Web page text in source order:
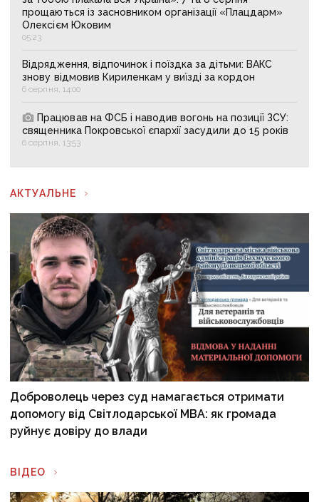
прощаються із засновником організації «Плацдарм»
Олексієм Юковим
05:23
Відрядження, відпочинок і поїздка за дітьми: ВАКС
знову відмовив Кириленкам у виїзді за кордон
6 серпня, 14:00
Працював на ФСБ і наводив вогонь на позиції ЗСУ:
священника Покровської єпархії засудили до 15 років
6 серпня, 13:53
АКТУАЛЬНЕ
Доброволець через суд намагається отримати
допомогу від Світлодарської МВА: як громада
руйнує довіру до влади
ВІДЕО